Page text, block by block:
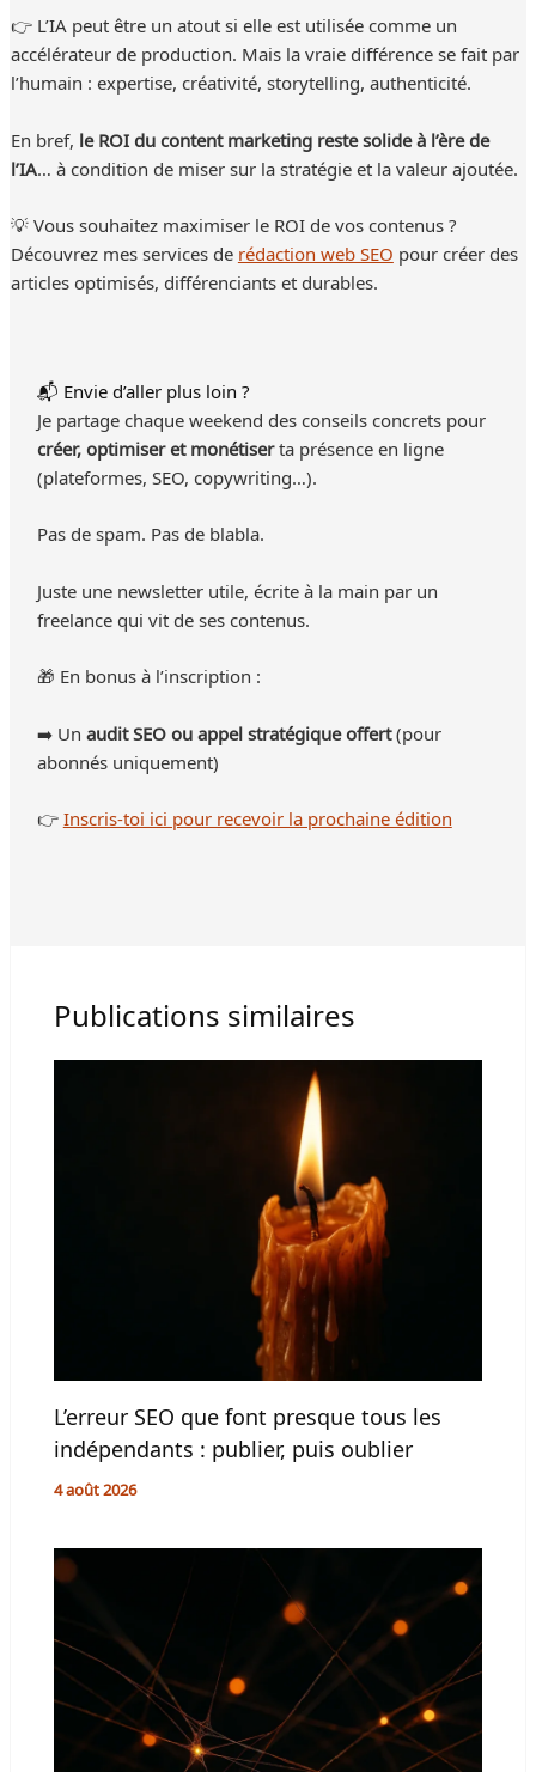
👉 L’IA peut être un atout si elle est utilisée comme un
accélérateur de production. Mais la vraie différence se fait par
l’humain : expertise, créativité, storytelling, authenticité.
En bref, le ROI du content marketing reste solide à l’ère de
l’IA… à condition de miser sur la stratégie et la valeur ajoutée.
💡 Vous souhaitez maximiser le ROI de vos contenus ?
Découvrez mes services derédaction web SEO pour créer des
articles optimisés, différenciants et durables.
📬 Envie d’aller plus loin ?
Je partage chaque weekend des conseils concrets pour
créer, optimiser et monétiserta présence en ligne
(plateformes, SEO, copywriting…).
Pas de spam. Pas de blabla.
Juste une newsletter utile, écrite à la main par un
freelance qui vit de ses contenus.
🎁 En bonus à l’inscription :
➡️ Unaudit SEO ou appel stratégique offert(pour
abonnés uniquement)
👉Inscris-toi ici pour recevoir la prochaine édition
Publications similaires
L’erreur SEO que font presque tous les
indépendants : publier, puis oublier
4 août 2026